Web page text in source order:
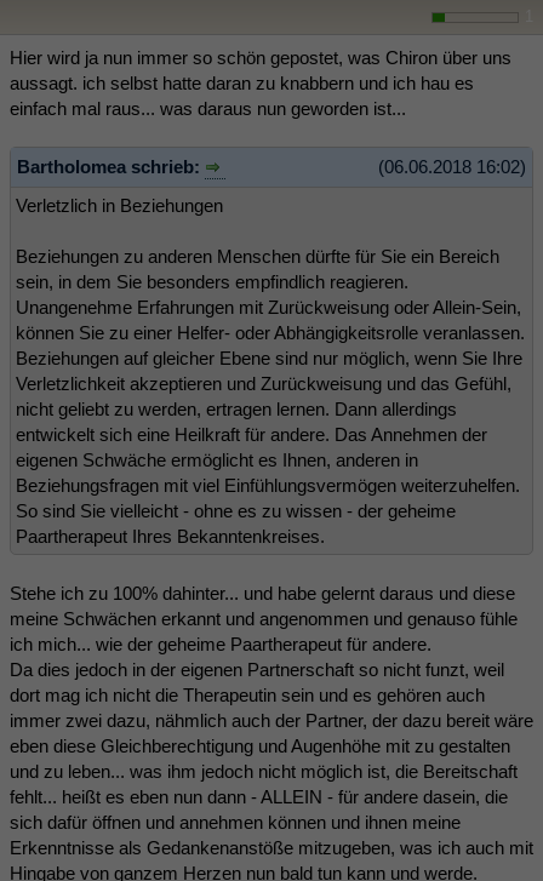
Hier wird ja nun immer so schön gepostet, was Chiron über uns
aussagt. ich selbst hatte daran zu knabbern und ich hau es
einfach mal raus... was daraus nun geworden ist...
(06.06.2018 16:02)
Bartholomea schrieb:
Verletzlich in Beziehungen
Beziehungen zu anderen Menschen dürfte für Sie ein Bereich
sein, in dem Sie besonders empfindlich reagieren.
Unangenehme Erfahrungen mit Zurückweisung oder Allein-Sein,
können Sie zu einer Helfer- oder Abhängigkeitsrolle veranlassen.
Beziehungen auf gleicher Ebene sind nur möglich, wenn Sie Ihre
Verletzlichkeit akzeptieren und Zurückweisung und das Gefühl,
nicht geliebt zu werden, ertragen lernen. Dann allerdings
entwickelt sich eine Heilkraft für andere. Das Annehmen der
eigenen Schwäche ermöglicht es Ihnen, anderen in
Beziehungsfragen mit viel Einfühlungsvermögen weiterzuhelfen.
So sind Sie vielleicht - ohne es zu wissen - der geheime
Paartherapeut Ihres Bekanntenkreises.
Stehe ich zu 100% dahinter... und habe gelernt daraus und diese
meine Schwächen erkannt und angenommen und genauso fühle
ich mich... wie der geheime Paartherapeut für andere.
Da dies jedoch in der eigenen Partnerschaft so nicht funzt, weil
dort mag ich nicht die Therapeutin sein und es gehören auch
immer zwei dazu, nähmlich auch der Partner, der dazu bereit wäre
eben diese Gleichberechtigung und Augenhöhe mit zu gestalten
und zu leben... was ihm jedoch nicht möglich ist, die Bereitschaft
fehlt... heißt es eben nun dann - ALLEIN - für andere dasein, die
sich dafür öffnen und annehmen können und ihnen meine
Erkenntnisse als Gedankenanstöße mitzugeben, was ich auch mit
Hingabe von ganzem Herzen nun bald tun kann und werde.